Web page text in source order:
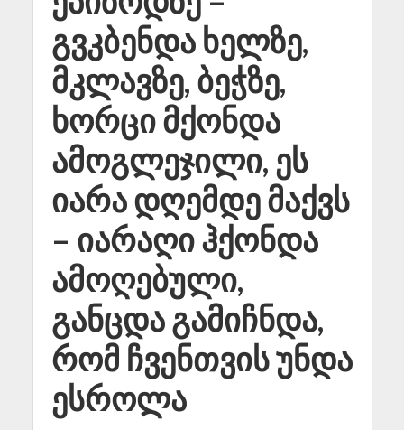
გვკბენდა ხელზე,
მკლავზე, ბეჭზე,
ხორცი მქონდა
ამოგლეჯილი, ეს
იარა დღემდე მაქვს
– იარაღი ჰქონდა
ამოღებული,
განცდა გამიჩნდა,
რომ ჩვენთვის უნდა
ესროლა